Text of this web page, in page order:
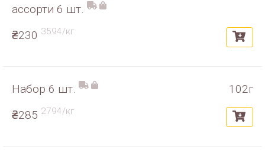
ассорти 6 шт.
₴230 3594/кг
Набор 6 шт.
102г
₴285 2794/кг